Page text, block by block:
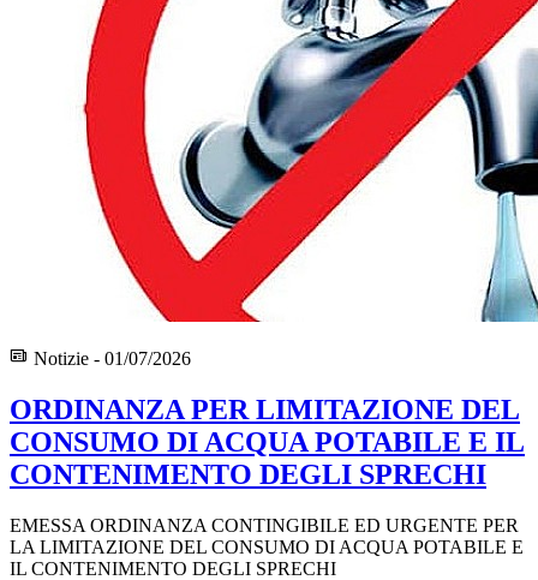
Notizie - 01/07/2026
ORDINANZA PER LIMITAZIONE DEL
CONSUMO DI ACQUA POTABILE E IL
CONTENIMENTO DEGLI SPRECHI
EMESSA ORDINANZA CONTINGIBILE ED URGENTE PER
LA LIMITAZIONE DEL CONSUMO DI ACQUA POTABILE E
IL CONTENIMENTO DEGLI SPRECHI